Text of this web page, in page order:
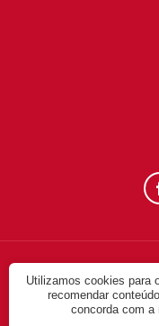
© 2022 - DUAS
os
Utilizamos cookies para
recomendar
concorda com a